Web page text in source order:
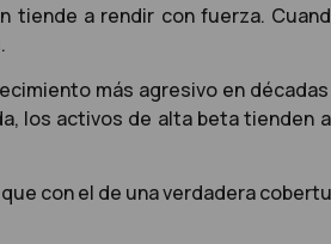
tiende a rendir con fuerza.
más agresivo en
los activos de alta beta tienden
con el de una verdadera